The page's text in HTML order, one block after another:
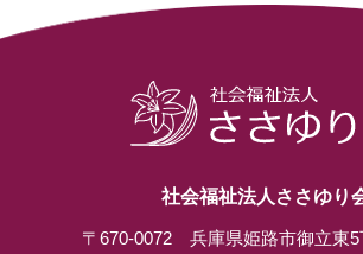
社会福祉法人ささゆり
〒670-0072 兵庫県姫路市御立東5